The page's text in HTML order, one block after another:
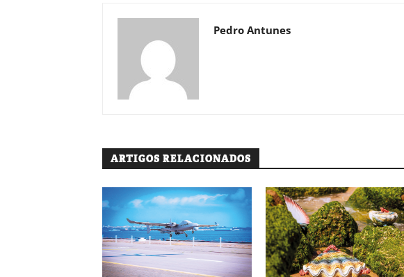
Pedro Antunes
ARTIGOS RELACIONADOS